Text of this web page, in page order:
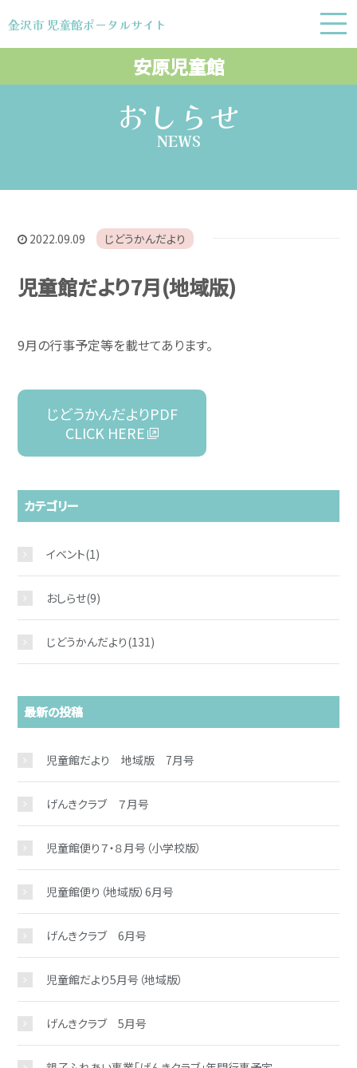
金沢市 児童館ポータルサイト
金沢市 児童館ポータルサイト
お問い合わせ
おしらせ
NEWS
2022.09.09 じどうかんだより
児童館だより7月(地域版)
9月の行事予定等を載せてあります。
じどうかんだよりPDF
CLICK HERE
カテゴリー
イベント(1)
おしらせ(9)
じどうかんだより(131)
最新の投稿
児童館だより 地域版 7月号
げんきクラブ ７月号
児童館便り７・８月号（小学校版）
児童館便り（地域版）6月号
げんきクラブ 6月号
児童館だより5月号（地域版）
げんきクラブ 5月号
安原児童館